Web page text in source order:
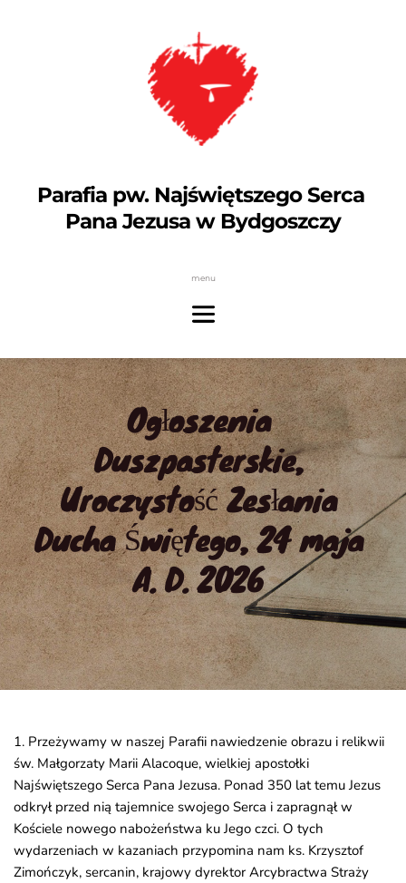
Parafia pw. Najświętszego Serca
Pana Jezusa w Bydgoszczy
menu
Ogłoszenia
Duszpasterskie,
Uroczystość Zesłania
Ducha Świętego, 24 maja
A. D. 2026
1. Przeżywamy w naszej Parafii nawiedzenie obrazu i relikwii
św. Małgorzaty Marii Alacoque, wielkiej apostołki
Najświętszego Serca Pana Jezusa. Ponad 350 lat temu Jezus
odkrył przed nią tajemnice swojego Serca i zapragnął w
Kościele nowego nabożeństwa ku Jego czci. O tych
wydarzeniach w kazaniach przypomina nam ks. Krzysztof
Zimończyk, sercanin, krajowy dyrektor Arcybractwa Straży